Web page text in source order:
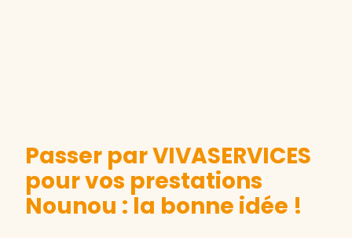
Passer par VIVASERVICES
pour vos prestations
Nounou : la bonne idée !